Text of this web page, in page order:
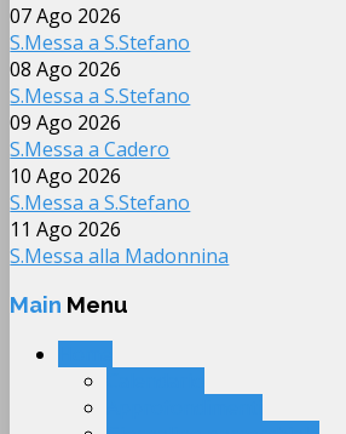
07 Ago 2026
S.Messa a S.Stefano
08 Ago 2026
S.Messa a S.Stefano
09 Ago 2026
S.Messa a Cadero
10 Ago 2026
S.Messa a S.Stefano
11 Ago 2026
S.Messa alla Madonnina
Main Menu